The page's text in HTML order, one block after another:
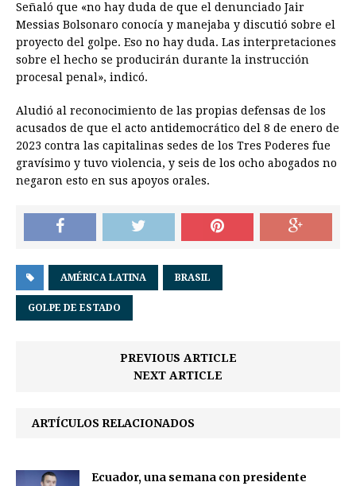
Señaló que «no hay duda de que el denunciado Jair
Messias Bolsonaro conocía y manejaba y discutió sobre el
proyecto del golpe. Eso no hay duda. Las interpretaciones
sobre el hecho se producirán durante la instrucción
procesal penal», indicó.
Aludió al reconocimiento de las propias defensas de los
acusados de que el acto antidemocrático del 8 de enero de
2023 contra las capitalinas sedes de los Tres Poderes fue
gravísimo y tuvo violencia, y seis de los ocho abogados no
negaron esto en sus apoyos orales.
AMÉRICA LATINA BRASIL
GOLPE DE ESTADO
PREVIOUS ARTICLE
NEXT ARTICLE
ARTÍCULOS RELACIONADOS
Ecuador, una semana con presidente